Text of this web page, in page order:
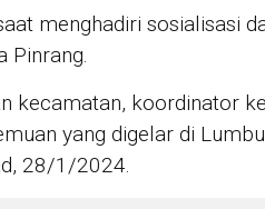
menghadiri sosialisasi
Pinrang.
kecamatan, koordinator
yang digelar di
28/1/2024.